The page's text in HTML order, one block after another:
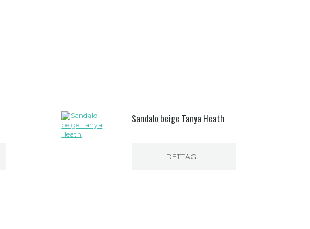
Sandalo beige Tanya Heath
DETTAGLI